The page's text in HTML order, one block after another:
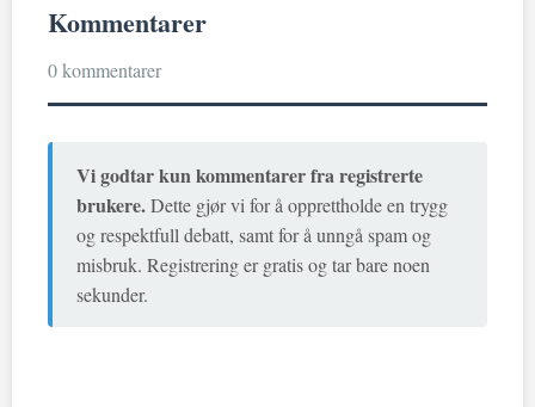
Kommentarer
0 kommentarer
Vi godtar kun kommentarer fra registrerte
brukere.Dette gjør vi for å opprettholde en trygg
og respektfull debatt, samt for å unngå spam og
misbruk. Registrering er gratis og tar bare noen
sekunder.